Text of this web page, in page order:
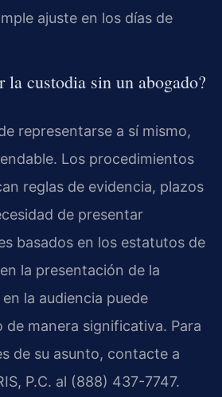
ajuste en los días de
la custodia sin un abogado?
representarse a sí mismo,
Los procedimientos
reglas de evidencia, plazos
de presentar
basados en los estatutos de
la presentación de la
la audiencia puede
de manera significativa. Para
de su asunto, contacte a
P.C. al (888) 437-7747.